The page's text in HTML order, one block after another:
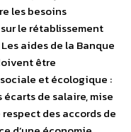
les besoins
le rétablissement
aides de la Banque
être
et écologique :
de salaire, mise
des accords de